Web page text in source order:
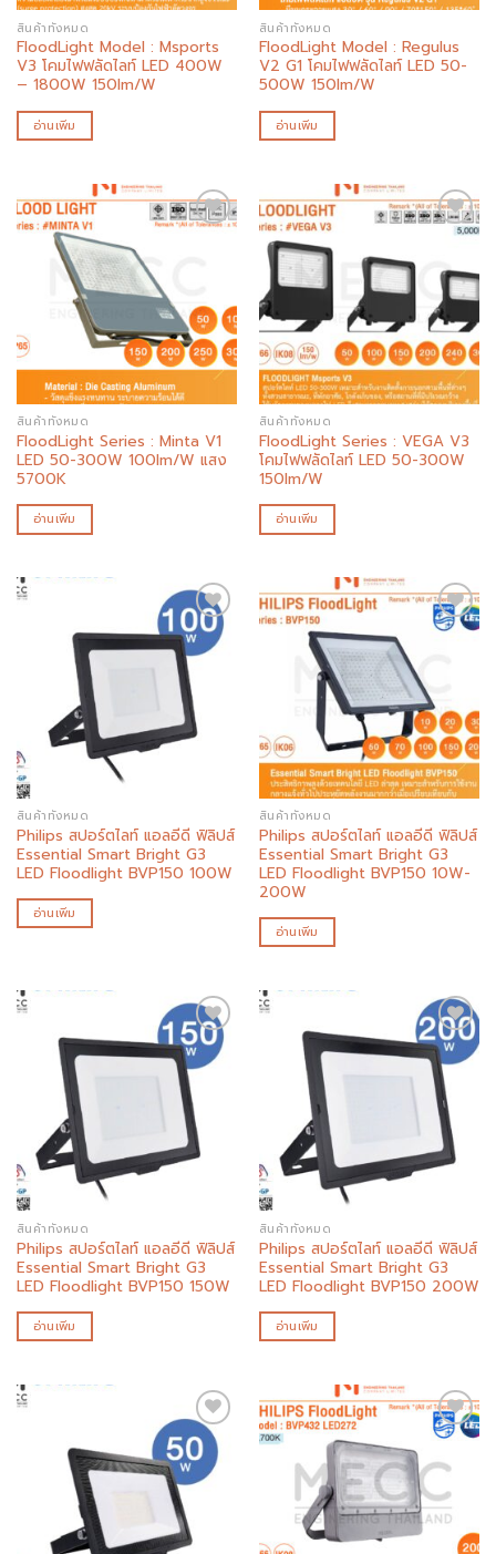
สินค้าทั้งหมด
FloodLight Model : Msports
V3 โคมไฟฟลัดไลท์ LED 400W
– 1800W 150lm/W
อ่านเพิ่ม
สินค้าทั้งหมด
FloodLight Model : Regulus
V2 G1 โคมไฟฟลัดไลท์ LED 50-
500W 150lm/W
อ่านเพิ่ม
สินค้าทั้งหมด
FloodLight Series : Minta V1
LED 50-300W 100lm/W แสง
5700K
อ่านเพิ่ม
Add to
wishlist
สินค้าทั้งหมด
FloodLight Series : VEGA V3
โคมไฟฟลัดไลท์ LED 50-300W
150lm/W
อ่านเพิ่ม
Add to
wishlist
สินค้าทั้งหมด
Philips สปอร์ตไลท์ แอลอีดี ฟิลิปส์
Essential Smart Bright G3
LED Floodlight BVP150 100W
อ่านเพิ่ม
wishlist
สินค้าทั้งหมด
Philips สปอร์ตไลท์ แอลอีดี ฟิลิปส์
Essential Smart Bright G3
LED Floodlight BVP150 10W-
200W
อ่านเพิ่ม
Add to
wishlist
สินค้าทั้งหมด
Philips สปอร์ตไลท์ แอลอีดี ฟิลิปส์
Essential Smart Bright G3
LED Floodlight BVP150 150W
อ่านเพิ่ม
Add to
wishlist
สินค้าทั้งหมด
Philips สปอร์ตไลท์ แอลอีดี ฟิลิปส์
Essential Smart Bright G3
LED Floodlight BVP150 200W
อ่านเพิ่ม
Add to
wishlist
Add to
wishlist